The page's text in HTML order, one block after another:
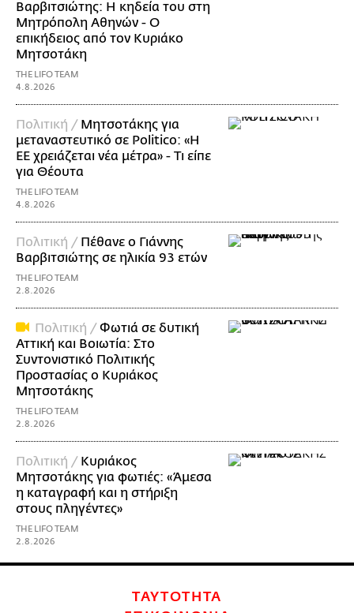
Βαρβιτσιώτης: Η κηδεία του στη
Μητρόπολη Αθηνών - Ο
επικήδειος από τον Κυριάκο
Μητσοτάκη
THE LIFO TEAM
4.8.2026
Πολιτική / Μητσοτάκης για
μεταναστευτικό σε Politico: «Η
ΕΕ χρειάζεται νέα μέτρα» - Τι είπε
για Θέουτα
THE LIFO TEAM
4.8.2026
Πολιτική / Πέθανε ο Γιάννης
Βαρβιτσιώτης σε ηλικία 93 ετών
THE LIFO TEAM
2.8.2026
Πολιτική /Φωτιά σε δυτική
Αττική και Βοιωτία: Στο
Συντονιστικό Πολιτικής
Προστασίας ο Κυριάκος
Μητσοτάκης
THE LIFO TEAM
2.8.2026
Πολιτική / Κυριάκος
Μητσοτάκης για φωτιές: «Άμεσα
η καταγραφή και η στήριξη
στους πληγέντες»
THE LIFO TEAM
2.8.2026
ΤΑΥΤΟΤΗΤΑ